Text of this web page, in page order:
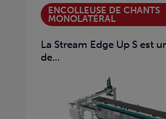
ENCOLLEUSE DE CHANTS
MONOLATÉRAL
La Stream Edge Up S est
de...